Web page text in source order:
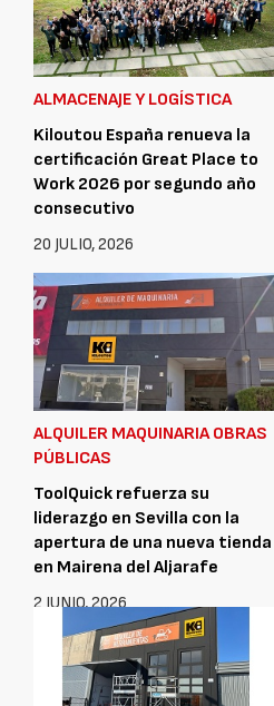
ALMACENAJE Y LOGÍSTICA
Kiloutou España renueva la
certificación Great Place to
Work 2026 por segundo año
consecutivo
20 JULIO, 2026
ALQUILER MAQUINARIA OBRAS
PÚBLICAS
ToolQuick refuerza su
liderazgo en Sevilla con la
apertura de una nueva tienda
en Mairena del Aljarafe
2 JUNIO, 2026